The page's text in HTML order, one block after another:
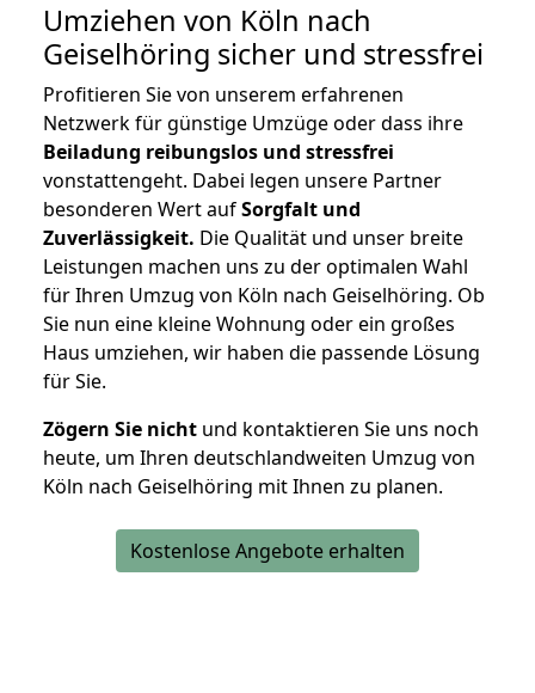
Umziehen von Köln nach
Geiselhöring sicher und stressfrei
Profitieren Sie von unserem erfahrenen
Netzwerk für günstige Umzüge oder dass ihre
Beiladung reibungslos und stressfrei
vonstattengeht. Dabei legen unsere Partner
besonderen Wert aufSorgfalt und
Zuverlässigkeit. Die Qualität und unser breite
Leistungen machen uns zu der optimalen Wahl
für Ihren Umzug von Köln nach Geiselhöring. Ob
Sie nun eine kleine Wohnung oder ein großes
Haus umziehen, wir haben die passende Lösung
für Sie.
Zögern Sie nicht und kontaktieren Sie uns noch
heute, um Ihren deutschlandweiten Umzug von
Köln nach Geiselhöring mit Ihnen zu planen.
Kostenlose Angebote erhalten